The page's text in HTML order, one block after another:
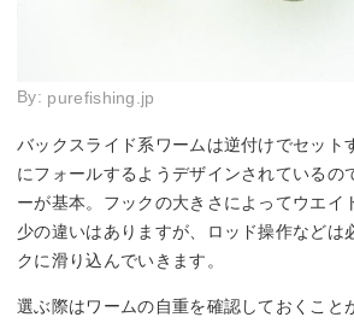
By: purefishing.jp
バックスライド系ワームは逆付けでセット
にフォールするようデザインされているの
ーが基本。フックの大きさによってウエイ
少の違いはありますが、ロッド操作などは
クに滑り込んでいきます。
選ぶ際はワームの自重を確認しておくこと